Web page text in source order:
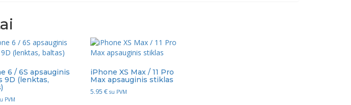
6 / 6S apsauginis
9D (lenktas,
PVM
iPhone XS Max / 11 Pro
Max apsauginis stiklas
5.95 € su PVM